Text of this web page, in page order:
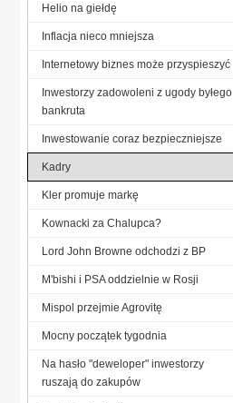
Helio na giełdę
Inflacja nieco mniejsza
Internetowy biznes może przyspieszyć
Inwestorzy zadowoleni z ugody byłego
bankruta
Inwestowanie coraz bezpieczniejsze
Kadry
Kler promuje markę
Kownacki za Chalupca?
Lord John Browne odchodzi z BP
M'bishi i PSA oddzielnie w Rosji
Mispol przejmie Agrovitę
Mocny początek tygodnia
Na hasło "deweloper" inwestorzy
ruszają do zakupów